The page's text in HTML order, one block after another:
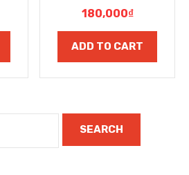
180,000₫
ADD TO CART
SEARCH